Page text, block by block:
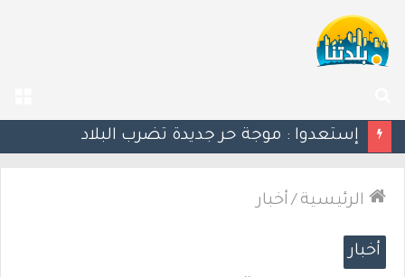
عن
إستعدوا : موجة حر جديدة تضرب البلاد
الرئيسية / أخبار
أخبار